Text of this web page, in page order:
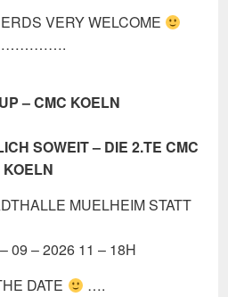
VERY WELCOME
– CMC KOELN
SOWEIT – DIE 2.TE CMC
KOELN
MUELHEIM STATT
09 – 2026 11 – 18H
DATE
….